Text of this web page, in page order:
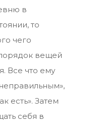
в
то
чего
вещей
Все что ему
есть». Затем
себя в